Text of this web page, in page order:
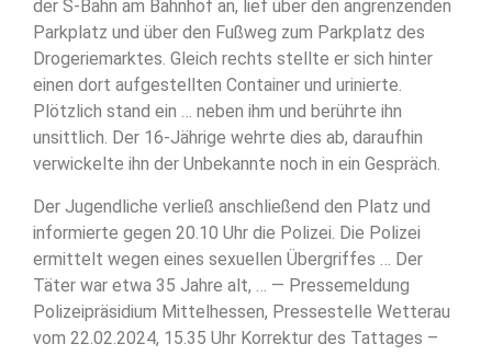
der S-Bahn am Bahnhof an, lief über den angrenzenden
Parkplatz und über den Fußweg zum Parkplatz des
Drogeriemarktes. Gleich rechts stellte er sich hinter
einen dort aufgestellten Container und urinierte.
Plötzlich stand ein … neben ihm und berührte ihn
unsittlich. Der 16-Jährige wehrte dies ab, daraufhin
verwickelte ihn der Unbekannte noch in ein Gespräch.
Der Jugendliche verließ anschließend den Platz und
informierte gegen 20.10 Uhr die Polizei. Die Polizei
ermittelt wegen eines sexuellen Übergriffes … Der
Täter war etwa 35 Jahre alt, … — Pressemeldung
Polizeipräsidium Mittelhessen, Pressestelle Wetterau
vom 22.02.2024, 15.35 Uhr Korrektur des Tattages –